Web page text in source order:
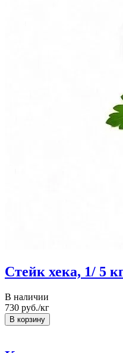
Стейк хека, 1/ 5
В наличии
730 руб./кг